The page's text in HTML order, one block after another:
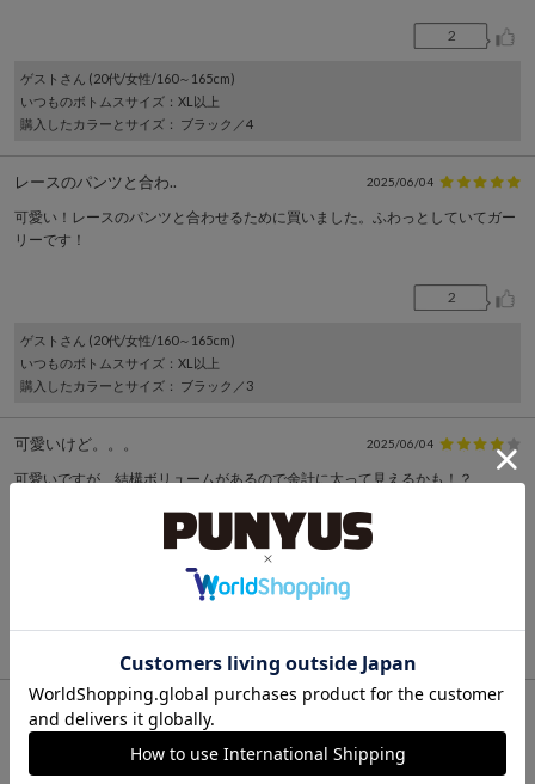
2
ゲスト さん (20代/女性/160～165cm)
いつものボトムスサイズ ：XL以上
購入したカラーとサイズ ： ブラック／4
レースのパンツと合わ.. 2025/06/04
可愛い！レースのパンツと合わせるために買いました。ふわっとしていてガー
リーです！
2
ゲスト さん (20代/女性/160～165cm)
いつものボトムスサイズ ：XL以上
購入したカラーとサイズ ： ブラック／3
可愛いけど。。。 2025/06/04
可愛いですが、結構ボリュームがあるので余計に太って見えるかも！？
さん (40代/女性/155～160cm)
ひらひらぁ
レイヤード目的で購入しました。